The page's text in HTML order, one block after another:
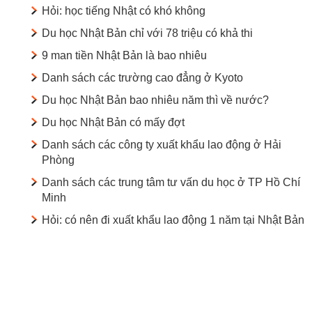
Hỏi: học tiếng Nhật có khó không
Du học Nhật Bản chỉ với 78 triệu có khả thi
9 man tiền Nhật Bản là bao nhiêu
Danh sách các trường cao đẳng ở Kyoto
Du học Nhật Bản bao nhiêu năm thì về nước?
Du học Nhật Bản có mấy đợt
Danh sách các công ty xuất khẩu lao động ở Hải
Phòng
Danh sách các trung tâm tư vấn du học ở TP Hồ Chí
Minh
Hỏi: có nên đi xuất khẩu lao động 1 năm tại Nhật Bản